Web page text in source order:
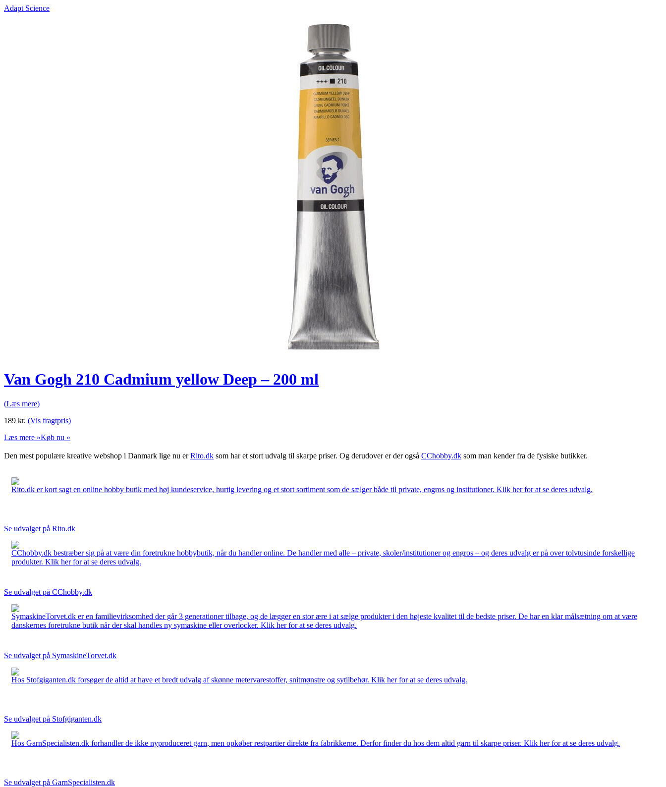
Adapt Science
Van Gogh 210 Cadmium yellow Deep – 200 ml
(Læs mere)
189 kr. (Vis fragtpris)
Læs mere »Køb nu »
Den mest populære kreative webshop i Danmark lige nu erRito.dk som har et stort udvalg til skarpe priser. Og derudover er der også CChobby.dk som man kender fra de fysiske butikker.
Rito.dk er kort sagt en online hobby butik med høj kundeservice, hurtig levering og et stort sortiment som de sælger både til private, engros og institutioner. Klik her for at se deres udvalg.
Se udvalget på Rito.dk
CChobby.dk bestræber sig på at være din foretrukne hobbybutik, når du handler online. De handler med alle – private, skoler/institutioner og engros – og deres udvalg er på over tolvtusinde forskellige
produkter. Klik her for at se deres udvalg.
Se udvalget på CChobby.dk
SymaskineTorvet.dk er en familievirksomhed der går 3 generationer tilbage, og de lægger en stor ære i at sælge produkter i den højeste kvalitet til de bedste priser. De har en klar målsætning om at være
danskernes foretrukne butik når der skal handles ny symaskine eller overlocker. Klik her for at se deres udvalg.
Se udvalget på SymaskineTorvet.dk
Hos Stofgiganten.dk forsøger de altid at have et bredt udvalg af skønne metervarestoffer, snitmønstre og sytilbehør. Klik her for at se deres udvalg.
Se udvalget på Stofgiganten.dk
Hos GarnSpecialisten.dk forhandler de ikke nyproduceret garn, men opkøber restpartier direkte fra fabrikkerne. Derfor finder du hos dem altid garn til skarpe priser. Klik her for at se deres udvalg.
Se udvalget på GarnSpecialisten.dk